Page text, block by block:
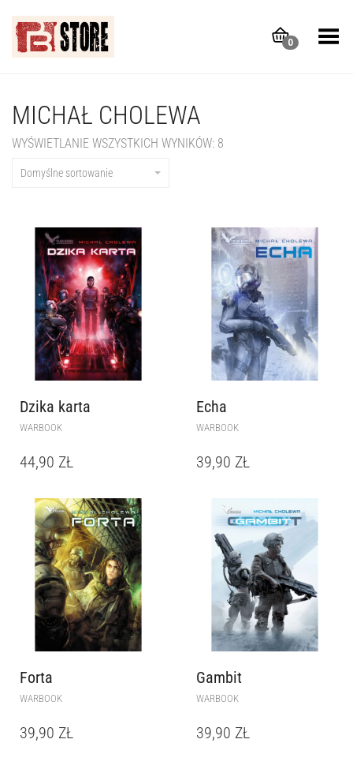
0
Toggle Menu
MICHAŁ CHOLEWA
WYŚWIETLANIE WSZYSTKICH WYNIKÓW: 8
Domyślne sortowanie
Dzika karta
WARBOOK
44,90 ZŁ
Echa
WARBOOK
39,90 ZŁ
Forta
WARBOOK
39,90 ZŁ
Gambit
WARBOOK
39,90 ZŁ